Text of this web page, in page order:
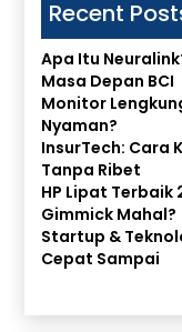
Recent
Apa Itu
Masa Depan BCI
Monitor
Nyaman?
InsurTech: Cara
Tanpa Ribet
HP Lipat
Gimmick Mahal?
Startup &
Cepat Sampai